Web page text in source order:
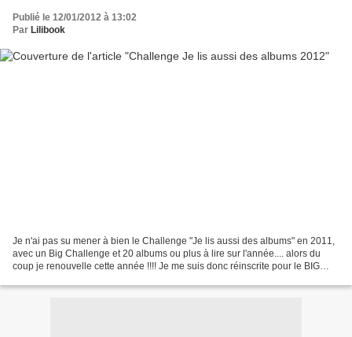
Publié le 12/01/2012 à 13:02
Par Lilibook
Je n'ai pas su mener à bien le Challenge "Je lis aussi des albums" en 2011,
avec un Big Challenge et 20 albums ou plus à lire sur l'année.... alors du
coup je renouvelle cette année !!!! Je me suis donc réinscrite pour le BIG